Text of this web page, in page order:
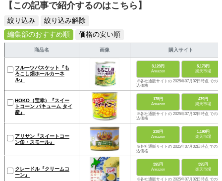
【この記事で紹介するのはこちら】
絞り込み
絞り込み解除
編集部のおすすめ順
価格の安い順
商品名 画像 購入サイト
フルーツバスケット『も
ろこし畑ホールカーネ
ル』
3,123円
Amazon
5,173円
楽天市場
※各社通販サイトの 2025年07月02日時点 での税
込価格
HOKO（宝幸）『スイー
トコーン バキューム タイ
産』
175円
Amazon
479円
楽天市場
※各社通販サイトの 2025年07月02日時点 での税
込価格
アリサン『スイートコー
ン缶・スモール』
238円
Amazon
1,190円
楽天市場
※各社通販サイトの 2025年07月02日時点 での税
込価格
クレードル『クリームコ
ーン』
395円
Amazon
395円
楽天市場
※各社通販サイトの 2025年07月02日時点 での税